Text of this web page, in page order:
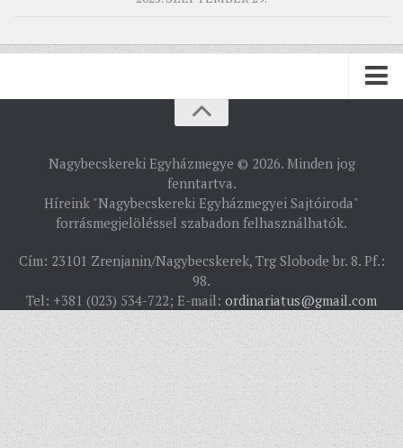
TÖRTÉNELEM
EGYHÁZMEGYEI LEVÉLTÁR
LELKIPÁSZTOROK
SZERZETESRENDEK
IN MEMORIAM
PLÉBÁNIÁK
ÉSZAKI ESPERESSÉG
Nagybecskereki Egyházmegye © 2026. Minden jog
fenntartva.
Híreink "Nagybecskereki Egyházmegyei Sajtóiroda"
forrásmegjelöléssel szabadon felhasználhatók.
Cím: 23101 Zrenjanin/Nagybecskerek, Trg Slobode br. 8. Pf.:
98.
Tel: +381 (023) 534-722; E-mail: ordinariatus@gmail.com